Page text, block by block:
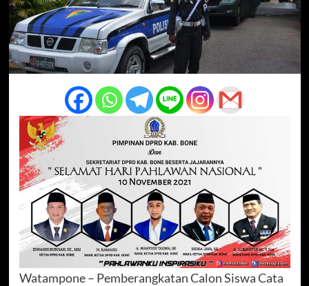
Watampone – Pemberangkatan Calon Siswa Cata